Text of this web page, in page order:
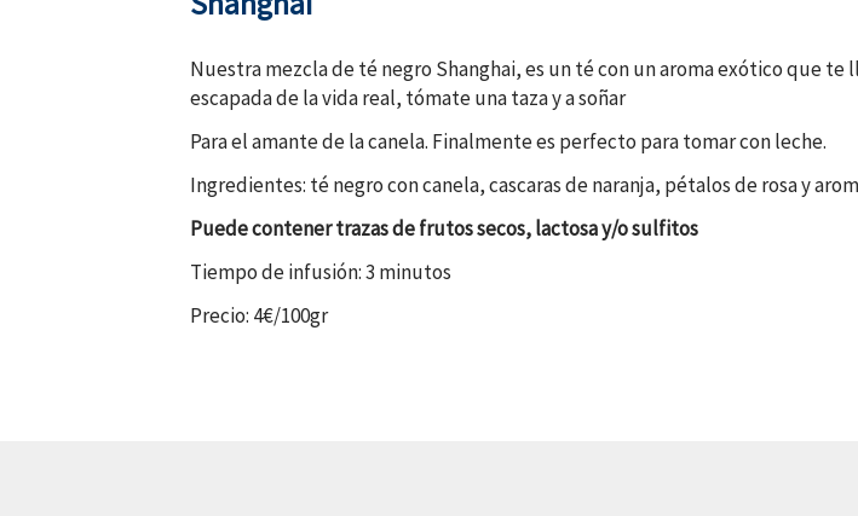
Nuestra mezcla de té negro Shanghai, es un té con un aroma exótico que te
escapada de la vida real, tómate una taza y a soñar
Para el amante de la canela. Finalmente es perfecto para tomar con leche.
Ingredientes: té negro con canela, cascaras de naranja, pétalos de rosa y
Puede contener trazas de frutos secos, lactosa y/o sulfitos
Tiempo de infusión: 3 minutos
Precio: 4€/100gr